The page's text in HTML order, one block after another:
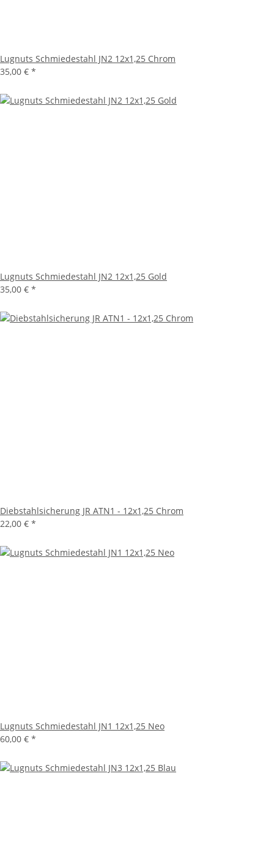
Lugnuts Schmiedestahl JN2 12x1,25 Chrom
35,00 € *
Lugnuts Schmiedestahl JN2 12x1,25 Gold
35,00 € *
Diebstahlsicherung JR ATN1 - 12x1,25 Chrom
22,00 € *
Lugnuts Schmiedestahl JN1 12x1,25 Neo
60,00 € *